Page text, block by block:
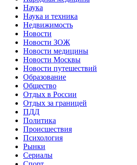
Наука
Наука и техника
Недвижимость
Новости
Новости ЗОЖ
Новости медицины
Новости Москвы
Новости путешествий
Образование
Общество
Отдых в России
Отдых за границей
ПДД
Политика
Происшествия
Психология
Рынки
Сериалы